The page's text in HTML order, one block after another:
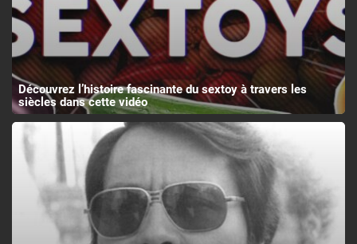
Découvrez l’histoire fascinante du sextoy à travers les
siècles dans cette vidéo